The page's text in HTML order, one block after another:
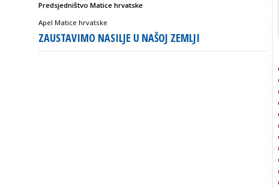
Predsjedništvo Matice hrvatske
Apel Matice hrvatske
ZAUSTAVIMO NASILJE U NAŠOJ ZEMLJI